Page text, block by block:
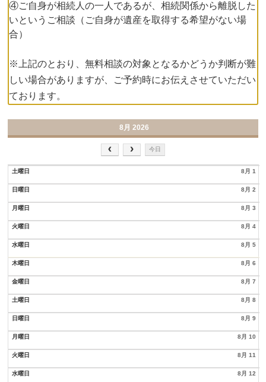
④ご自身が相続人の一人であるが、相続関係から離脱した
いというご相談（ご自身が遺産を取得する希望がない場
合）
※上記のとおり、無料相談の対象となるかどうか判断が難
しい場合がありますが、ご予約時にお伝えさせていただい
ております。
8月 2026
今日
土曜日 8月 1
日曜日 8月 2
月曜日 8月 3
火曜日 8月 4
水曜日 8月 5
木曜日 8月 6
金曜日 8月 7
土曜日 8月 8
日曜日 8月 9
月曜日 8月 10
火曜日 8月 11
水曜日 8月 12